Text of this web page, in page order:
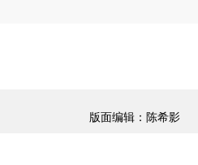
版面编辑：陈希影